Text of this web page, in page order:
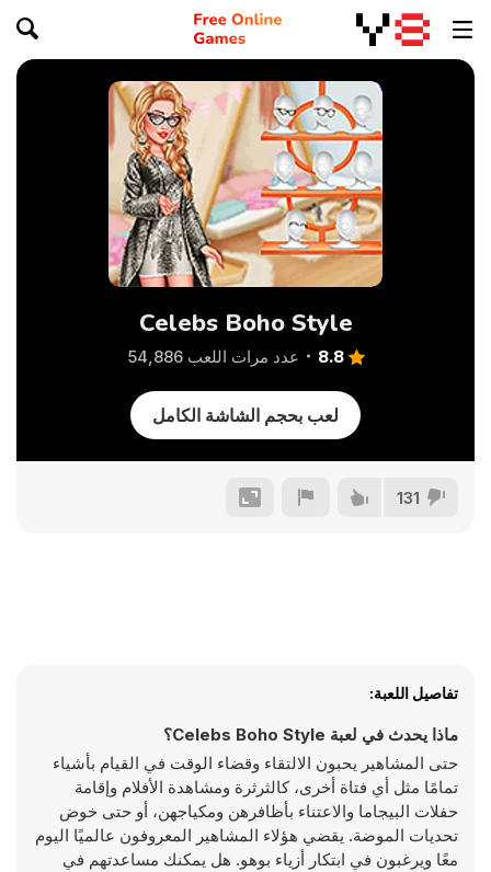
Celebs Boho Style
8.8 عدد مرات اللعب 54,886
لعب بحجم الشاشة الكامل
131
تفاصيل اللعبة:
ماذا يحدث في لعبة Celebs Boho Style؟
حتى المشاهير يحبون الالتقاء وقضاء الوقت في القيام بأشياء
تمامًا مثل أي فتاة أخرى، كالثرثرة ومشاهدة الأفلام وإقامة
حفلات البيجاما والاعتناء بأظافرهن ومكياجهن، أو حتى خوض
تحديات الموضة. يقضي هؤلاء المشاهير المعروفون عالميًا اليوم
معًا ويرغبون في ابتكار أزياء بوهو. هل يمكنك مساعدتهم في